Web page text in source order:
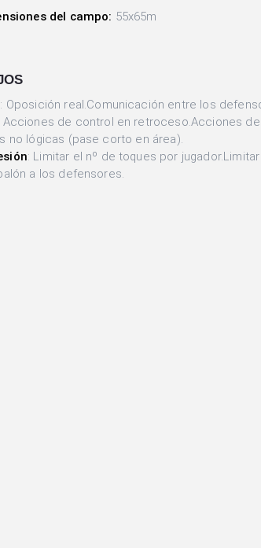
del campo: 55x65m
: Oposición real.Comunicación entre los
Acciones de control en retroceso.Acciones
no lógicas (pase corto en área).
: Limitar el nº de toques por
a los defensores.